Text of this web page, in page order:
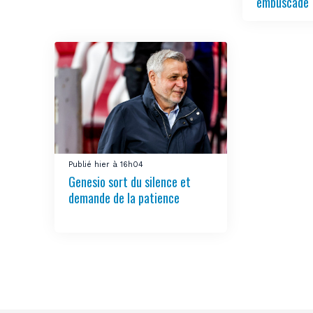
Publié hier à 16h04
Genesio sort du silence et
demande de la patience